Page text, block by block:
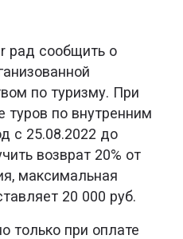
рад сообщить о
по туризму. При
туров по внутренним
с 25.08.2022 до
возврат 20% от
максимальная
20 000 руб.
только при оплате